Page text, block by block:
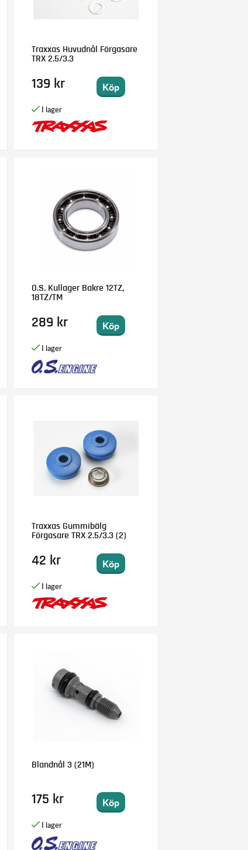
Traxxas Huvudnål Förgasare
TRX 2.5/3.3
139 kr Köp
O.S. Kullager Bakre 12TZ,
18TZ/TM
289 kr Köp
Traxxas Gummibälg
Förgasare TRX 2.5/3.3 (2)
42 kr Köp
Blandnål 3 (21M)
175 kr Köp